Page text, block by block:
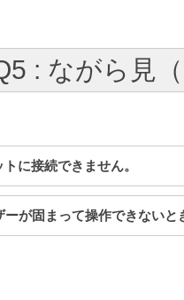
: ながら見
に接続できません。
が固まって操作できないと